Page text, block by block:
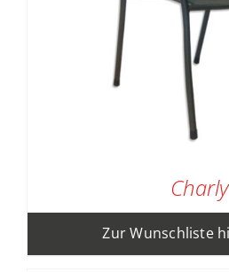
Charly
Zur Wunschliste